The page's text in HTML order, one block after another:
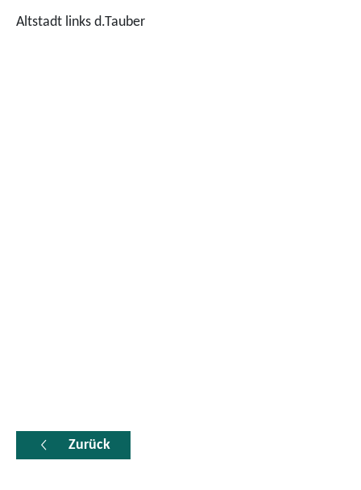
Altstadt links d.Tauber
Zurück